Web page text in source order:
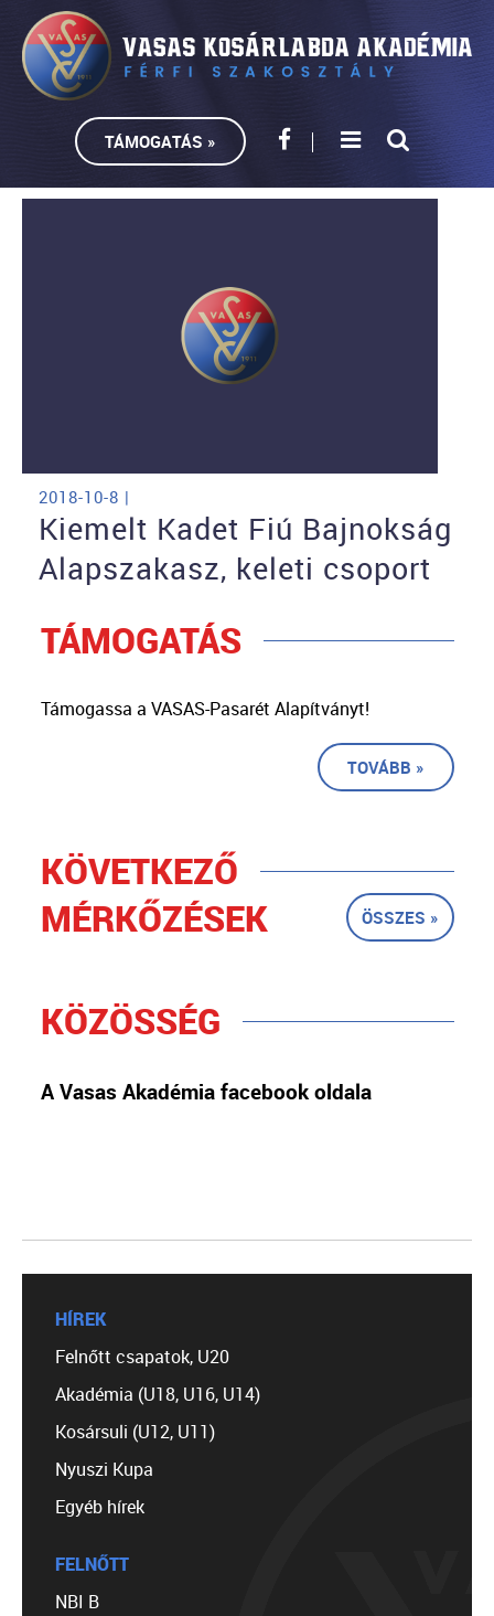
TÁMOGATÁS »
2018-10-8 |
Kiemelt Kadet Fiú Bajnokság
Alapszakasz, keleti csoport
TÁMOGATÁS
Támogassa a VASAS-Pasarét Alapítványt!
TOVÁBB »
KÖVETKEZŐ
MÉRKŐZÉSEK
ÖSSZES »
KÖZÖSSÉG
A Vasas Akadémia facebook oldala
HÍREK
Felnőtt csapatok, U20
Akadémia (U18, U16, U14)
Kosársuli (U12, U11)
Nyuszi Kupa
Egyéb hírek
FELNŐTT
NBI B